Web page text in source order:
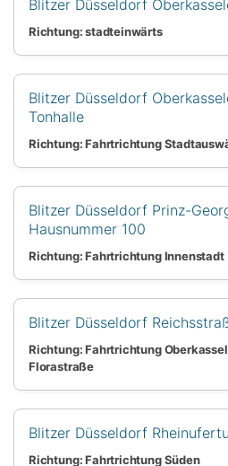
Blitzer Düsseldorf
Richtung: stadteinwärts
Blitzer Düsseldorf
Tonhalle
Richtung: Fahrtrichtung
Blitzer Düsseldorf Prinz-
Hausnummer 100
Richtung: Fahrtrichtung Innenstadt
Blitzer Düsseldorf
Richtung: Fahrtrichtung
Florastraße
Blitzer Düsseldorf
Richtung: Fahrtrichtung Süden